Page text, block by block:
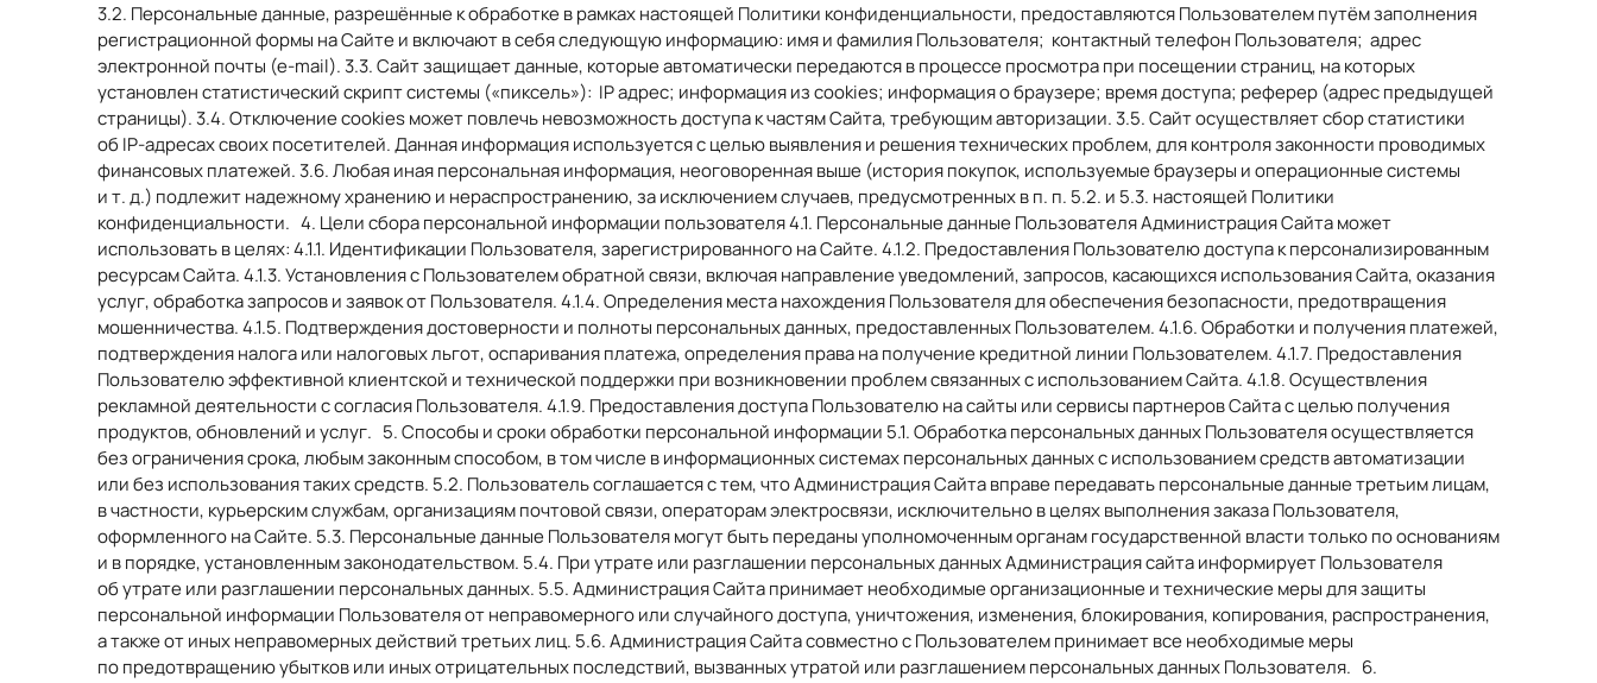
3.2. Персональные данные, разрешённые к обработке в рамках настоящей Политики конфиденциальности, предоставляются Пользователем путём заполнения
регистрационной формы на Сайте и включают в себя следующую информацию: имя и фамилия Пользователя; контактный телефон Пользователя; адрес
электронной почты (e-mail). 3.3. Сайт защищает данные, которые автоматически передаются в процессе просмотра при посещении страниц, на которых
установлен статистический скрипт системы («пиксель»): IP адрес; информация из cookies; информация о браузере; время доступа; реферер (адрес предыдущей
страницы). 3.4. Отключение cookies может повлечь невозможность доступа к частям Сайта, требующим авторизации. 3.5. Сайт осуществляет сбор статистики
об IP-адресах своих посетителей. Данная информация используется с целью выявления и решения технических проблем, для контроля законности проводимых
финансовых платежей. 3.6. Любая иная персональная информация, неоговоренная выше (история покупок, используемые браузеры и операционные системы
и т. д.) подлежит надежному хранению и нераспространению, за исключением случаев, предусмотренных в п. п. 5.2. и 5.3. настоящей Политики
конфиденциальности. 4. Цели сбора персональной информации пользователя 4.1. Персональные данные Пользователя Администрация Сайта может
использовать в целях: 4.1.1. Идентификации Пользователя, зарегистрированного на Сайте. 4.1.2. Предоставления Пользователю доступа к персонализированным
ресурсам Сайта. 4.1.3. Установления с Пользователем обратной связи, включая направление уведомлений, запросов, касающихся использования Сайта, оказания
услуг, обработка запросов и заявок от Пользователя. 4.1.4. Определения места нахождения Пользователя для обеспечения безопасности, предотвращения
мошенничества. 4.1.5. Подтверждения достоверности и полноты персональных данных, предоставленных Пользователем. 4.1.6. Обработки и получения платежей,
подтверждения налога или налоговых льгот, оспаривания платежа, определения права на получение кредитной линии Пользователем. 4.1.7. Предоставления
Пользователю эффективной клиентской и технической поддержки при возникновении проблем связанных с использованием Сайта. 4.1.8. Осуществления
рекламной деятельности с согласия Пользователя. 4.1.9. Предоставления доступа Пользователю на сайты или сервисы партнеров Сайта с целью получения
продуктов, обновлений и услуг. 5. Способы и сроки обработки персональной информации 5.1. Обработка персональных данных Пользователя осуществляется
без ограничения срока, любым законным способом, в том числе в информационных системах персональных данных с использованием средств автоматизации
или без использования таких средств. 5.2. Пользователь соглашается с тем, что Администрация Сайта вправе передавать персональные данные третьим лицам,
в частности, курьерским службам, организациям почтовой связи, операторам электросвязи, исключительно в целях выполнения заказа Пользователя,
оформленного на Сайте. 5.3. Персональные данные Пользователя могут быть переданы уполномоченным органам государственной власти только по основаниям
и в порядке, установленным законодательством. 5.4. При утрате или разглашении персональных данных Администрация сайта информирует Пользователя
об утрате или разглашении персональных данных. 5.5. Администрация Сайта принимает необходимые организационные и технические меры для защиты
персональной информации Пользователя от неправомерного или случайного доступа, уничтожения, изменения, блокирования, копирования, распространения,
а также от иных неправомерных действий третьих лиц. 5.6. Администрация Сайта совместно с Пользователем принимает все необходимые меры
по предотвращению убытков или иных отрицательных последствий, вызванных утратой или разглашением персональных данных Пользователя. 6.